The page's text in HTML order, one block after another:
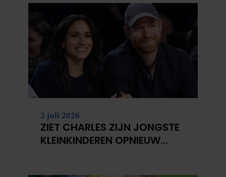
2 juli 2026
ZIET CHARLES ZIJN JONGSTE
KLEINKINDEREN OPNIEUW